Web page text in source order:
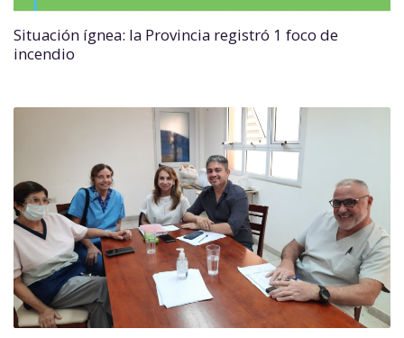
Situación ígnea: la Provincia registró 1 foco de
incendio